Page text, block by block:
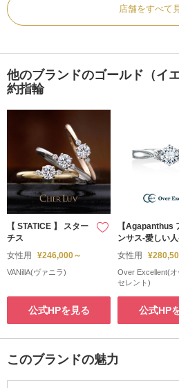
店舗をすべて
他のブランドのゴールド（イ
約指輪
【 STATICE 】 スター
チス
女性用
¥246,000～
VANillA(ヴァニラ)
公式HPを見る
【Agapanthus
ンサス-愛しい
ンターダイヤモ
際立たせるよう
込まれたリング
エット。
女性用
Over Excellent(オ
セレント)
公式HP
このブランドの魅力